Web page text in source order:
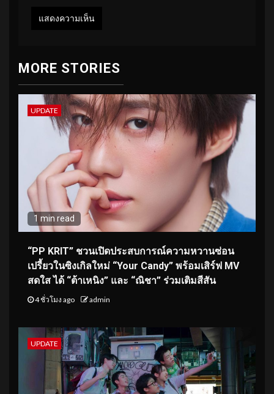
MORE STORIES
UPDATE
1 min read
“PP KRIT” ชวนเปิดประสบการณ์ความหวานซ่อน
เปรี้ยวในซิงเกิลใหม่ “Your Candy” พร้อมเสิร์ฟ MV
สดใส ได้ “ต้าเหนิง” และ “ณิชา” ร่วมเติมสีสัน
4 ชั่วโมง ago admin
UPDATE